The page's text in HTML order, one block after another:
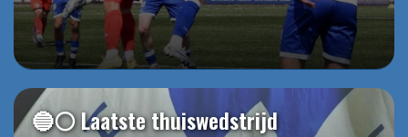
🔵⚪️ Laatste thuiswedstrijd